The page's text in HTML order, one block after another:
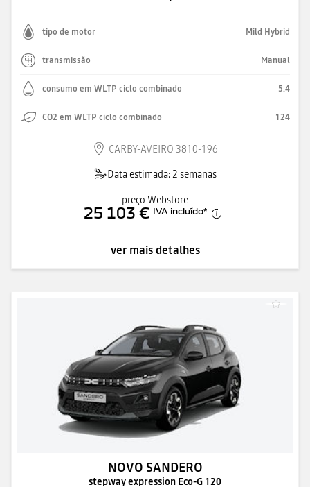
tipo de motor Mild Hybrid
transmissão Manual
consumo em WLTP ciclo combinado 5.4
CO2 em WLTP ciclo combinado 124
CARBY-AVEIRO 3810-196
Data estimada: 2 semanas
preço Webstore
25 103 € IVA incluído*
ver mais detalhes
NOVO SANDERO
stepway expression Eco-G 120